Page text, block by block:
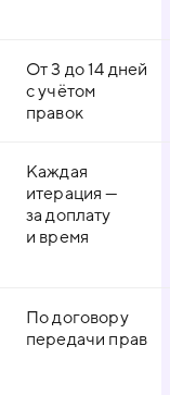
От 3 до 14 дней
с учётом
правок
Каждая
итерация —
за доплату
и время
По договору
передачи прав